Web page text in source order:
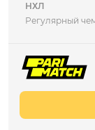
НХЛ
Регулярный